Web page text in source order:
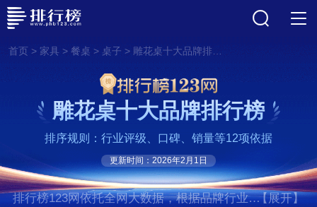
首页> 家具> 餐桌 > 桌子 > 雕花桌十大品牌排行榜
雕花桌十大品牌排行榜
排序规则：行业评级、口碑、销量等12项依据
更新时间：2026年2月1日
排行榜123网依托全网大数据，根据品牌行业评【展开】